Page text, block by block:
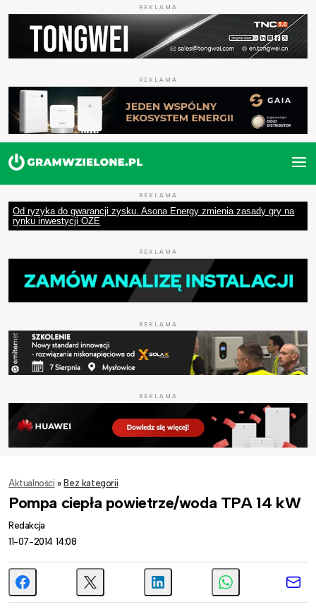
REKLAMA
REKLAMA
REKLAMA
Od ryzyka do gwarancji zysku. Asona Energy zmienia zasady gry na
rynku inwestycji OZE
REKLAMA
REKLAMA
REKLAMA
Aktualności » Bez kategorii
Pompa ciepła powietrze/woda TPA 14 kW
Redakcja
11-07-2014 14:08